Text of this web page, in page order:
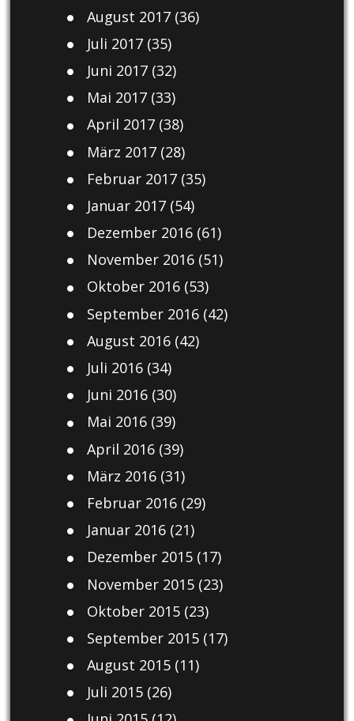
August 2017(36)
Juli 2017(35)
Juni 2017(32)
Mai 2017(33)
April 2017(38)
März 2017(28)
Februar 2017(35)
Januar 2017(54)
Dezember 2016(61)
November 2016(51)
Oktober 2016(53)
September 2016(42)
August 2016(42)
Juli 2016(34)
Juni 2016(30)
Mai 2016(39)
April 2016(39)
März 2016(31)
Februar 2016(29)
Januar 2016(21)
Dezember 2015(17)
November 2015(23)
Oktober 2015(23)
September 2015(17)
August 2015(11)
Juli 2015(26)